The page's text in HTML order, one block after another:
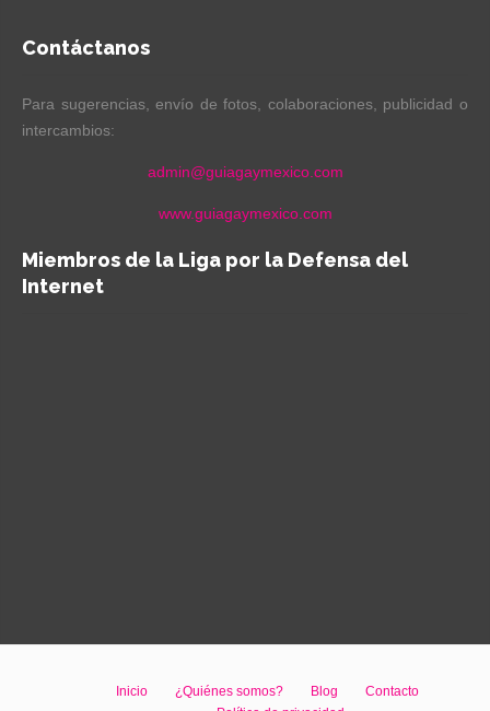
Contáctanos
Para sugerencias, envío de fotos, colaboraciones, publicidad o
intercambios:
admin@guiagaymexico.com
www.guiagaymexico.com
Miembros de la Liga por la Defensa del
Internet
Inicio ¿Quiénes somos? Blog
Contacto